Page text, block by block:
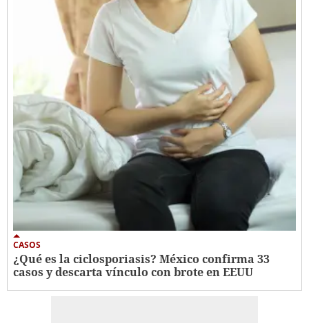
CASOS
¿Qué es la ciclosporiasis? México confirma 33
casos y descarta vínculo con brote en EEUU